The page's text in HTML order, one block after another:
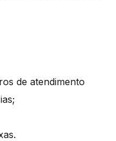
de atendimento